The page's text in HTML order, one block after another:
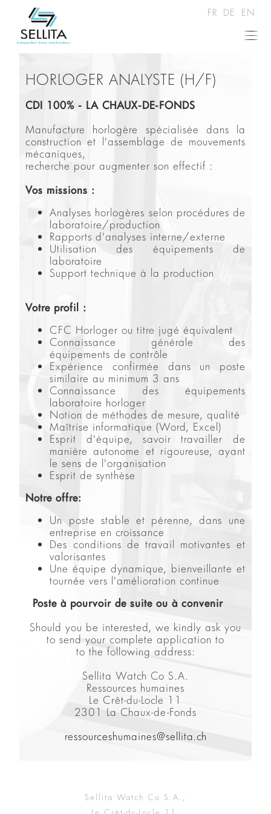
FR DE EN
HORLOGER ANALYSTE (H/F)
CDI 100% - LA CHAUX-DE-FONDS
Manufacture horlogère spécialisée dans la
construction et l'assemblage de mouvements
mécaniques,
recherche pour augmenter son effectif :
Vos missions :
Analyses horlogères selon procédures de
laboratoire/production
Rapports d'analyses interne/externe
Utilisation des équipements de
laboratoire
Support technique à la production
Votre profil :
CFC Horloger ou titre jugé équivalent
Connaissance générale des
équipements de contrôle
Expérience confirmée dans un poste
similaire au minimum 3 ans
Connaissance des équipements
laboratoire horloger
Notion de méthodes de mesure, qualité
Maîtrise informatique (Word, Excel)
Esprit d'équipe, savoir travailler de
manière autonome et rigoureuse, ayant
le sens de l'organisation
Esprit de synthèse
Notre offre:
Un poste stable et pérenne, dans une
entreprise en croissance
Des conditions de travail motivantes et
valorisantes
Une équipe dynamique, bienveillante et
tournée vers l'amélioration continue
Poste à pourvoir de suite ou à convenir
Should you be interested, we kindly ask you
to send your complete application to
to the following address:
Sellita Watch Co S.A.
Ressources humaines
Le Crêt-du-Locle 11
2301 La Chaux-de-Fonds
ressourceshumaines@sellita.ch
Sellita Watch Co S.A.,